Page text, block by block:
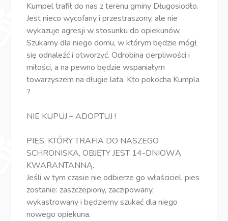
Kumpel trafił do nas z terenu gminy Długosiodło.
Jest nieco wycofany i przestraszony, ale nie
wykazuje agresji w stosunku do opiekunów.
Szukamy dla niego domu, w którym będzie mógł
się odnaleźć i otworzyć. Odrobina cierpliwości i
miłości, a na pewno będzie wspaniałym
towarzyszem na długie lata. Kto pokocha Kumpla
?
NIE KUPUJ – ADOPTUJ !
PIES, KTÓRY TRAFIA DO NASZEGO
SCHRONISKA, OBJĘTY JEST 14-DNIOWĄ
KWARANTANNĄ.
Jeśli w tym czasie nie odbierze go właściciel, pies
zostanie: zaszczepiony, zaczipowany,
wykastrowany i będziemy szukać dla niego
nowego opiekuna.